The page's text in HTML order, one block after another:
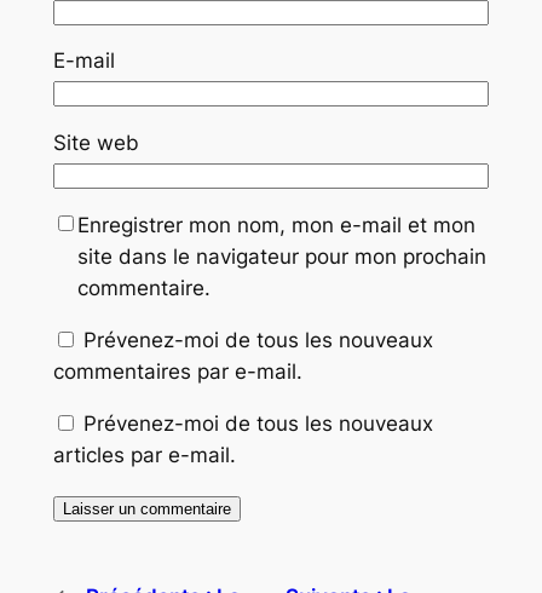
E-mail
Site web
Enregistrer mon nom, mon e-mail et mon
site dans le navigateur pour mon prochain
commentaire.
Prévenez-moi de tous les nouveaux
commentaires par e-mail.
Prévenez-moi de tous les nouveaux
articles par e-mail.